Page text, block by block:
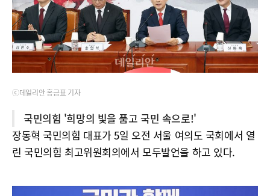
ⓒ데일리안 홍금표 기자
국민의힘 '희망의 빛을 품고 국민 속으로!'
장동혁 국민의힘 대표가 5일 오전 서울 여의도 국회에서 열
린 국민의힘 최고위원회의에서 모두발언을 하고 있다.